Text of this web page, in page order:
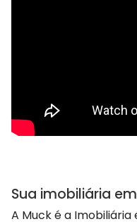
Sua imobiliária
A Muck é a